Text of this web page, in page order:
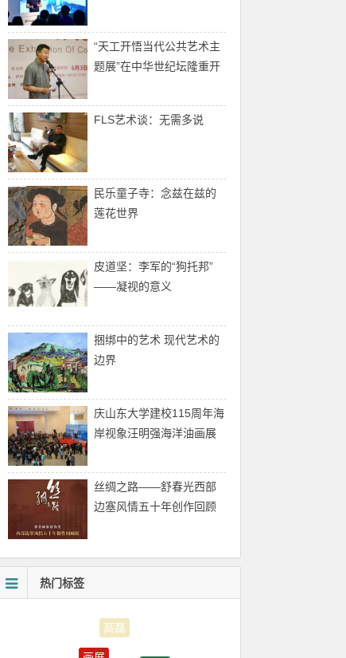
“天工开悟当代公共艺术主
题展”在中华世纪坛隆重开
FLS艺术谈：无需多说
民乐童子寺：念兹在兹的
莲花世界
皮道坚：李军的“狗托邦”
——凝视的意义
捆绑中的艺术 现代艺术的
边界
庆山东大学建校115周年海
岸视象汪明强海洋油画展
丝绸之路——舒春光西部
边塞风情五十年创作回顾
热门标签
画展